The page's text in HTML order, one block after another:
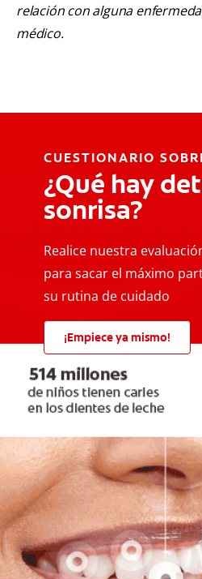
relación con alguna
médico.
CUESTIONARIO
¿Qué hay
sonrisa?
Realice nuestra
para sacar el máximo
su rutina de cuidado
¡Empiece ya mismo!